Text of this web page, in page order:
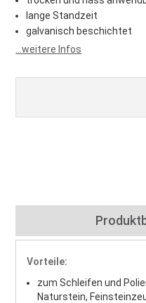
lange Standzeit
galvanisch beschichtet
...weitere Infos
Vorteile:
zum Schleifen und
Naturstein,